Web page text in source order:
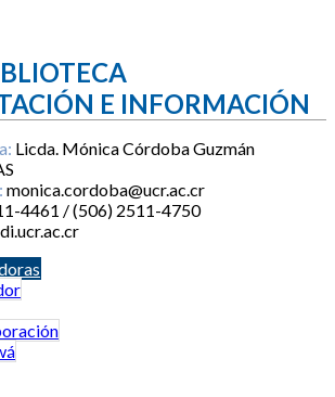
E INFORMACIÓN
Licda. Mónica Córdoba Guzmán
monica.cordoba@ucr.ac.cr
4461 / (506) 2511-4750